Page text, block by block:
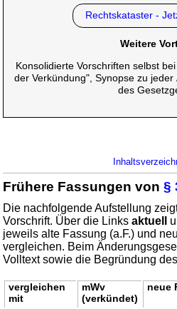
Rechtskataster -
Weitere
Konsolidierte Vorschriften selbst
der Verkündung", Synopse zu
des
Frühere Fassungen von§
Die nachfolgende Aufstellung
Vorschrift. Über die Linksaktuell
jeweils alte Fassung (a.F.) und
vergleichen. Beim
Volltext sowie die Begründung
vergleichen
mit
mWv
(verkündet)
neue